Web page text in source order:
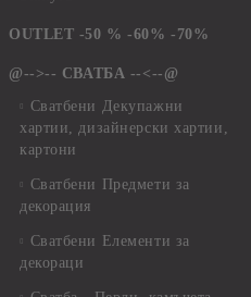
OUTLET -50 % -60% -70%
@-->-- СВАТБА --<--@
Сватбени Декупажни
хартии, дизайнерски хартии,
картони
Сватбени Предмети за
декорация
Сватбени Елементи за
декораци